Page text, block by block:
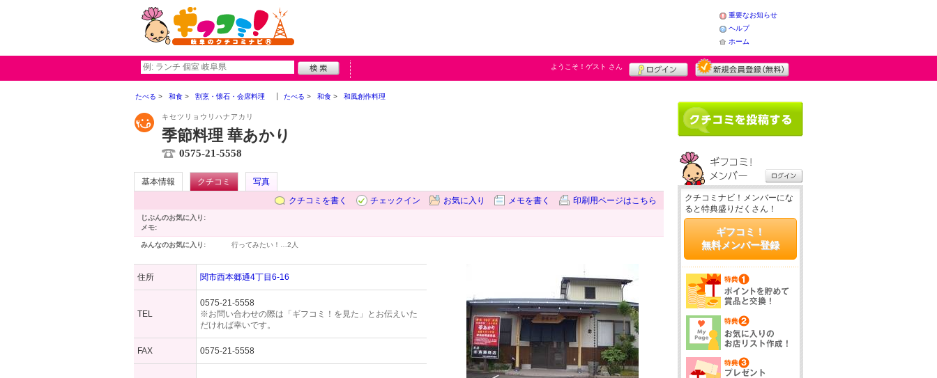
重要なお知らせ
ヘルプ
ホーム
ようこそ！ ゲスト さん
たべる 和食 割烹・懐石・会席料理 たべる 和食 和風創作料理
キセツリョウリハナアカリ
季節料理 華あかり
0575-21-5558
基本情報 クチコミ
写真
クチコミを書く
チェックイン お気に入り メモを書く 印刷用ページはこちら
じぶんのお気に入り:
メモ:
みんなのお気に入り: 行ってみたい！… 2人
住所 関市西本郷通4丁目6-16
TEL
0575-21-5558
※お問い合わせの際は「ギフコミ！を見た」とお伝えいた
だければ幸いです。
FAX 0575-21-5558
クチコミナビ！メンバーにな
ると特典盛りだくさん！
ギフコミ！
無料メンバー登録